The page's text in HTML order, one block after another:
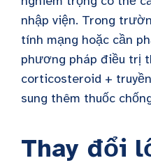
nhập viện. Trong
tính mạng hoặc cần
phương pháp điều trị
corticosteroid +
sung thêm thuốc
Thay đổi